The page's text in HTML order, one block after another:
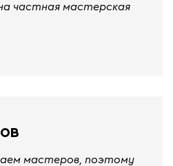
частная мастерская
мастеров, поэтому